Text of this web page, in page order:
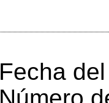
Fecha
Número